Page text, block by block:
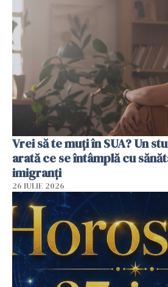
Vrei să te muți în SUA? Un
arată ce se întâmplă cu
imigranți
26 IULIE 2026